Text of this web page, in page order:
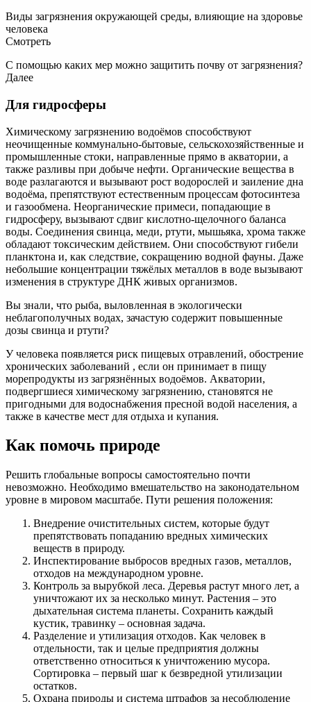
Виды загрязнения окружающей среды, влияющие на здоровье
человека
Смотреть
С помощью каких мер можно защитить почву от загрязнения?
Далее
Для гидросферы
Химическому загрязнению водоёмов способствуют
неочищенные коммунально-бытовые, сельскохозяйственные и
промышленные стоки, направленные прямо в акватории, а
также разливы при добыче нефти. Органические вещества в
воде разлагаются и вызывают рост водорослей и заиление дна
водоёма, препятствуют естественным процессам фотосинтеза
и газообмена. Неорганические примеси, попадающие в
гидросферу, вызывают сдвиг кислотно-щелочного баланса
воды. Соединения свинца, меди, ртути, мышьяка, хрома также
обладают токсическим действием. Они способствуют гибели
планктона и, как следствие, сокращению водной фауны. Даже
небольшие концентрации тяжёлых металлов в воде вызывают
изменения в структуре ДНК живых организмов.
Вы знали, что рыба, выловленная в экологически
неблагополучных водах, зачастую содержит повышенные
дозы свинца и ртути?
У человека появляется риск пищевых отравлений, обострение
хронических заболеваний , если он принимает в пищу
морепродукты из загрязнённых водоёмов. Акватории,
подвергшиеся химическому загрязнению, становятся не
пригодными для водоснабжения пресной водой населения, а
также в качестве мест для отдыха и купания.
Как помочь природе
Решить глобальные вопросы самостоятельно почти
невозможно. Необходимо вмешательство на законодательном
уровне в мировом масштабе. Пути решения положения:
Внедрение очистительных систем, которые будут
препятствовать попаданию вредных химических
веществ в природу.
Инспектирование выбросов вредных газов, металлов,
отходов на международном уровне.
Контроль за вырубкой леса. Деревья растут много лет, а
уничтожают их за несколько минут. Растения – это
дыхательная система планеты. Сохранить каждый
кустик, травинку – основная задача.
Разделение и утилизация отходов. Как человек в
отдельности, так и целые предприятия должны
ответственно относиться к уничтожению мусора.
Сортировка – первый шаг к безвредной утилизации
остатков.
Охрана природы и система штрафов за несоблюдение